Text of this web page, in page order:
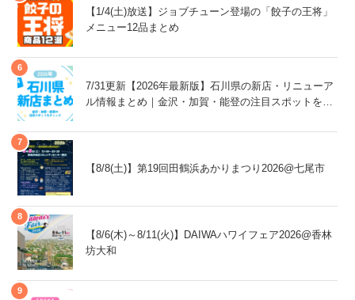
【1/4(土)放送】ジョブチューン登場の「餃子の王将」
メニュー12品まとめ
7/31更新【2026年最新版】石川県の新店・リニューア
ル情報まとめ｜金沢・加賀・能登の注目スポットをチ
【8/8(土)】第19回田鶴浜あかりまつり2026@七尾市
【8/6(木)～8/11(火)】DAIWAハワイフェア2026@香林
坊大和